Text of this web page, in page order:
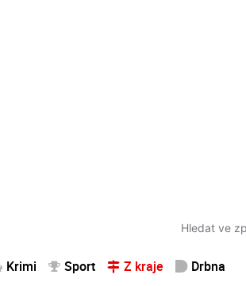
Krimi Sport Z kraje Drbna